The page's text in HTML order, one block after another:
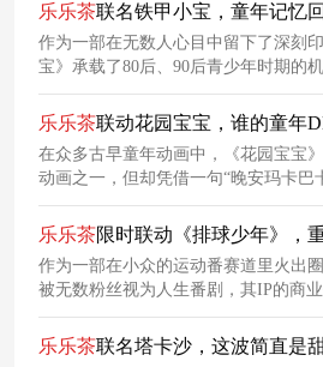
乐乐茶联名铁甲小宝，童年记忆
作为一部在无数人心目中留下了深刻
宝》承载了80后、90后青少年时期的
几代人的集体童年记忆。这个六一儿
小宝》这一经典作品重回大众视线，
乐乐茶联动花园宝宝，谁的童年
在众多古早童年动画中，《花园宝宝
动画之一，但却凭借一句“晚安玛卡巴
轻人社交圈，花园宝宝IP也因此成功
度，乐乐茶特别与花园宝宝发起了限
重温童年情怀。
乐乐茶限时联动《排球少年》，
作为一部在小众的运动番赛道里火出
被无数粉丝视为人生番剧，其IP的商
名中得到印证。为了借势《排球少年
与该IP发起了限时联动，带领所有人
乐乐茶联名塔卡沙，这波简直是